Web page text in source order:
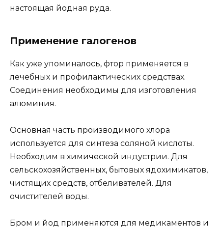
настоящая йодная руда.
Применение галогенов
Как уже упоминалось, фтор применяется в
лечебных и профилактических средствах.
Соединения необходимы для изготовления
алюминия.
Основная часть производимого хлора
используется для синтеза соляной кислоты.
Необходим в химической индустрии. Для
сельскохозяйственных, бытовых ядохимикатов,
чистящих средств, отбеливателей. Для
очистителей воды.
Бром и йод применяются для медикаментов и